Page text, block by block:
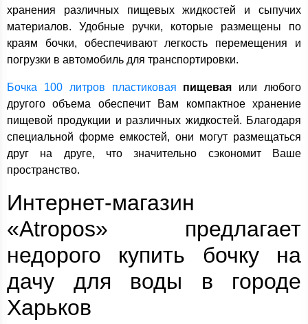
хранения различных пищевых жидкостей и сыпучих
материалов. Удобные ручки, которые размещены по
краям бочки, обеспечивают легкость перемещения и
погрузки в автомобиль для транспортировки.
Бочка 100 литров пластиковая пищевая или любого
другого объема обеспечит Вам компактное хранение
пищевой продукции и различных жидкостей. Благодаря
специальной форме емкостей, они могут размещаться
друг на друге, что значительно сэкономит Ваше
пространство.
Интернет-магазин
«Atropos» предлагает
недорого купить бочку на
дачу для воды в городе
Харьков